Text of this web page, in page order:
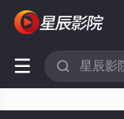
 